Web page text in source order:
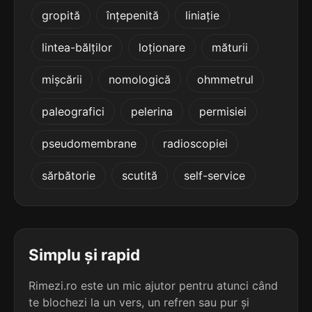
izbind
terminație: bind
terminație: ind
alcătuind
terminație: ind
gropită înțepenită liniație
lintea-bălților loționare măturii
mișcării nomologică ohmmetrul
paleografici pelerina permisiei
pseudomembrane radioscopiei
sărbătorie scutită self-service
Simplu și rapid
Rimezi.ro este un mic ajutor pentru atunci când
te blochezi la un vers, un refren sau pur și